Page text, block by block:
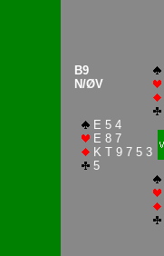
B9
N/ØV
E 5 4
E 8 7
K T 9 7 5 3
5